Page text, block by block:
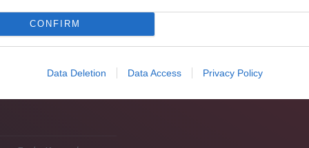
CONFIRM
Data Deletion Data Access Privacy Policy
την εκλογή του νέου δημάρχου του Πρεντάπιο
Μαυσωλείο του Ντούτσε θα ανοίξει και θα δέχεται